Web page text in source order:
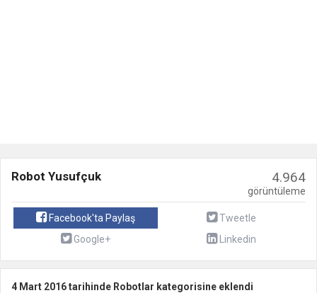
Robot Yusufçuk 4.964
görüntüleme
Facebook'ta Paylaş
Tweetle
Google+
Linkedin
4 Mart 2016 tarihinde Robotlar kategorisine eklendi